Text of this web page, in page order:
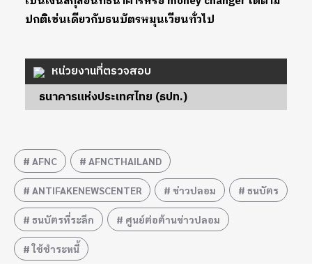
ปกติเช่นเดียวกับธนบัตรหมุนเวียนทั่วไป
หน่วยงานที่ตรวจสอบ
ธนาคารแห่งประเทศไทย (ธปท.)
AFNC AFNCTHAILAND
ANTIFAKENEWSCENTER ข่าวปลอม ธนบัตร
ธนบัตรที่ระลึก ศูนย์ต่อต้านข่าวปลอม
ใช้ชำระหนี้